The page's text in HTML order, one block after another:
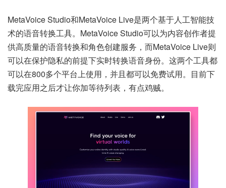
MetaVoice Studio和MetaVoice Live是两个基于人工智能技
术的语音转换工具。MetaVoice Studio可以为内容创作者提
供高质量的语音转换和角色创建服务，而MetaVoice Live则
可以在保护隐私的前提下实时转换语音身份。这两个工具都
可以在800多个平台上使用，并且都可以免费试用。目前下
载完应用之后才让你加等待列表，有点鸡贼。